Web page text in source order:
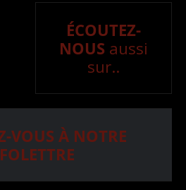
ÉCOUTEZ-
NOUS aussi
sur..
VOUS À NOTRE